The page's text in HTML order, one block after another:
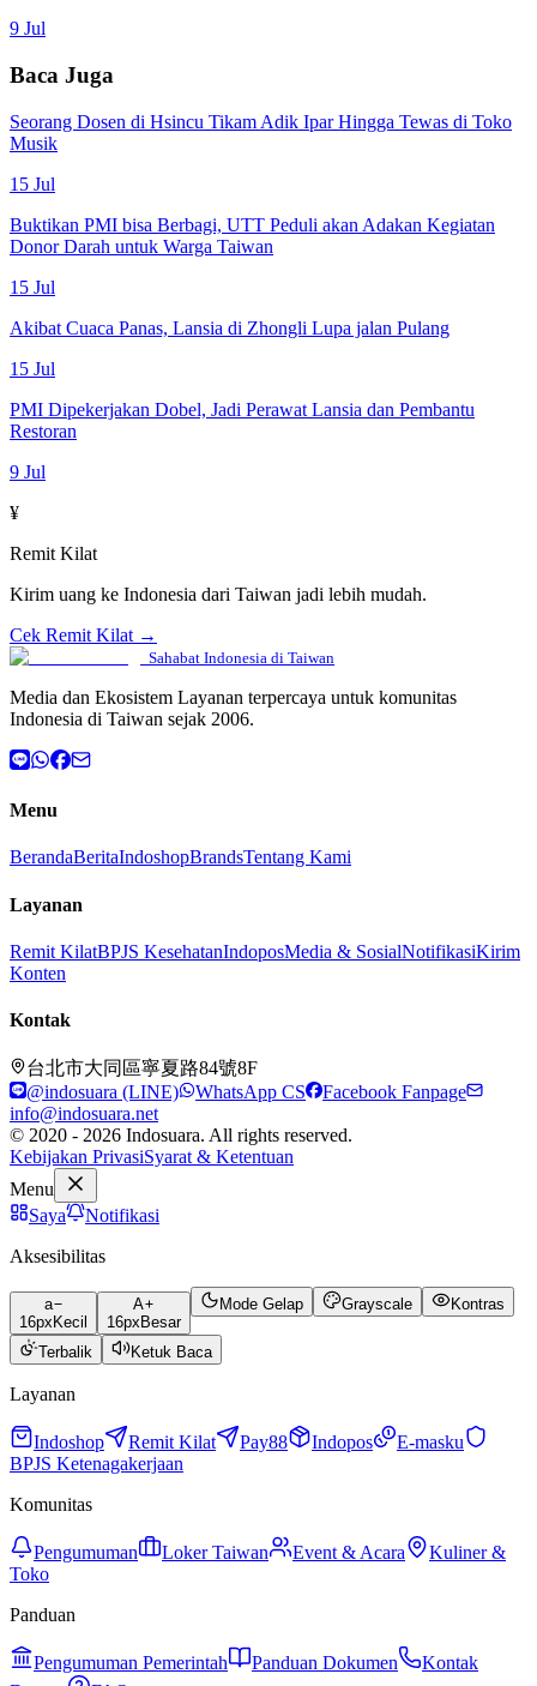
9 Jul
Baca Juga
Seorang Dosen di Hsincu Tikam Adik Ipar Hingga Tewas di Toko
Musik
15 Jul
Buktikan PMI bisa Berbagi, UTT Peduli akan Adakan Kegiatan
Donor Darah untuk Warga Taiwan
15 Jul
Akibat Cuaca Panas, Lansia di Zhongli Lupa jalan Pulang
15 Jul
PMI Dipekerjakan Dobel, Jadi Perawat Lansia dan Pembantu
Restoran
9 Jul
¥
Remit Kilat
Kirim uang ke Indonesia dari Taiwan jadi lebih mudah.
Cek Remit Kilat →
Sahabat Indonesia di Taiwan
Media dan Ekosistem Layanan terpercaya untuk komunitas
Indonesia di Taiwan sejak 2006.
Menu
BerandaBeritaIndoshopBrandsTentang Kami
Layanan
Remit KilatBPJS KesehatanIndoposMedia & SosialNotifikasiKirim
Konten
Kontak
台北市大同區寧夏路84號8F
@indosuara (LINE)
WhatsApp CS
Facebook Fanpage
info@indosuara.net
© 2020 - 2026 Indosuara. All rights reserved.
Kebijakan PrivasiSyarat & Ketentuan
Menu
Saya
Notifikasi
Aksesibilitas
a
16px Kecil
A
16px Besar
Mode Gelap Grayscale Kontras
Terbalik Ketuk Baca
Layanan
Indoshop Remit Kilat Pay88 Indopos
E-masku
BPJS Ketenagakerjaan
Komunitas
Pengumuman Loker Taiwan Event & Acara
Kuliner &
Toko
Panduan
Pengumuman Pemerintah Panduan Dokumen
Kontak